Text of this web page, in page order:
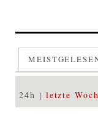
24h letzte